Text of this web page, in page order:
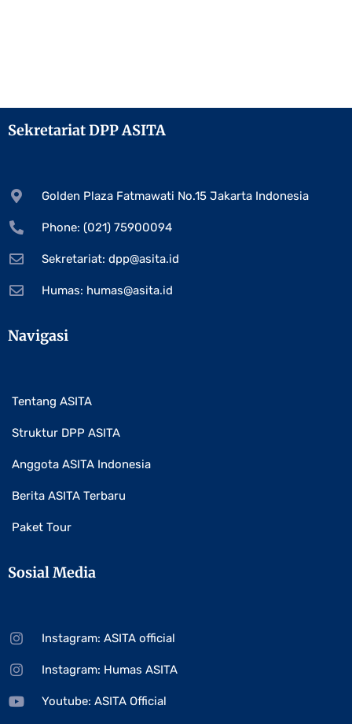
Sekretariat DPP ASITA
Golden Plaza Fatmawati No.15 Jakarta Indonesia
Phone: (021) 75900094
Sekretariat: dpp@asita.id
Humas: humas@asita.id
Navigasi
Tentang ASITA
Struktur DPP ASITA
Anggota ASITA Indonesia
Berita ASITA Terbaru
Paket Tour
Sosial Media
Instagram: ASITA official
Instagram: Humas ASITA
Youtube: ASITA Official